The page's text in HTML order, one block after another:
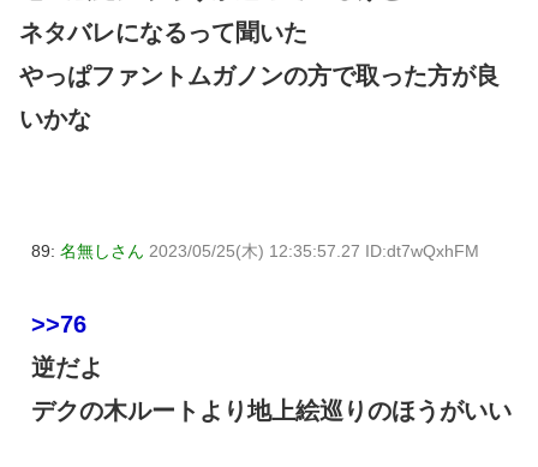
ネタバレになるって聞いた
やっぱファントムガノンの方で取った方が良
いかな
89: 名無しさん 2023/05/25(木) 12:35:57.27 ID:dt7wQxhFM
>>76
逆だよ
デクの木ルートより地上絵巡りのほうがいい